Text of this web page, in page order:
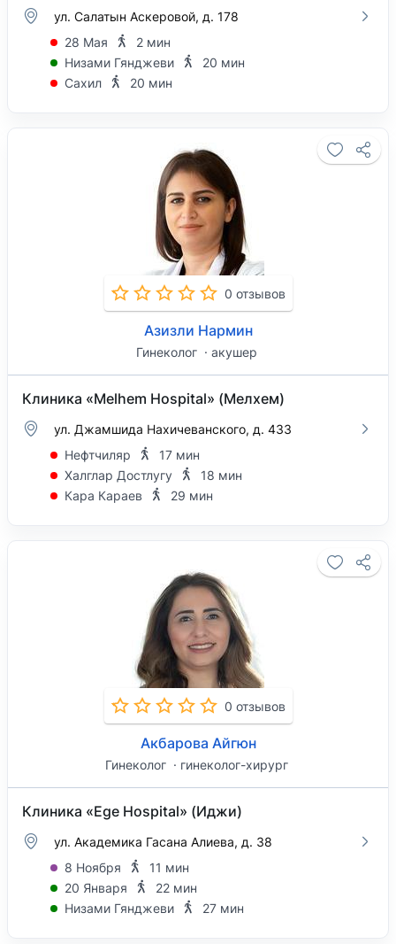
ул. Салатын Аскеровой, д. 178
28 Мая
2 мин
Низами Гянджеви
20 мин
Сахил
20 мин
0 отзывов
Азизли Нармин
Гинеколог акушер
Клиника «Melhem Hospital» (Мелхем)
ул. Джамшида Нахичеванского, д. 433
Нефтчиляр
17 мин
Халглар Достлугу
18 мин
Кара Караев
29 мин
0 отзывов
Акбарова Айгюн
Гинеколог гинеколог-хирург
Клиника «Ege Hospital» (Иджи)
ул. Академика Гасана Алиева, д. 38
8 Ноября
11 мин
20 Января
22 мин
Низами Гянджеви
27 мин